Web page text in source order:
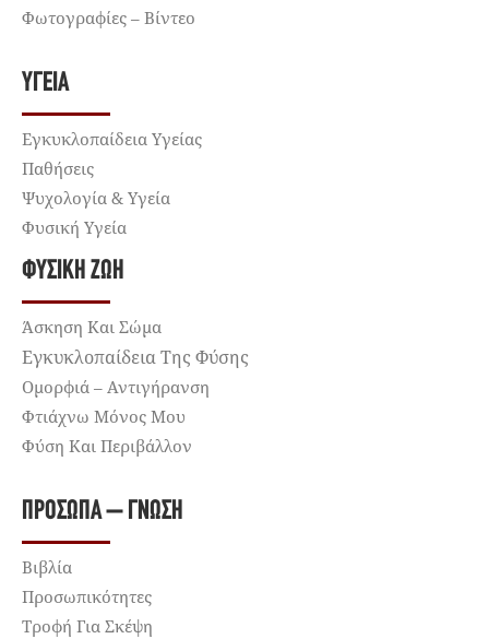
Φωτογραφίες – Βίντεο
ΥΓΕΊΑ
Εγκυκλοπαίδεια Υγείας
Παθήσεις
Ψυχολογία & Υγεία
Φυσική Υγεία
ΦΥΣΙΚΉ ΖΩΉ
Άσκηση Και Σώμα
Εγκυκλοπαίδεια Της Φύσης
Ομορφιά – Αντιγήρανση
Φτιάχνω Μόνος Μου
Φύση Και Περιβάλλον
ΠΡΌΣΩΠΑ – ΓΝΏΣΗ
Βιβλία
Προσωπικότητες
Τροφή Για Σκέψη